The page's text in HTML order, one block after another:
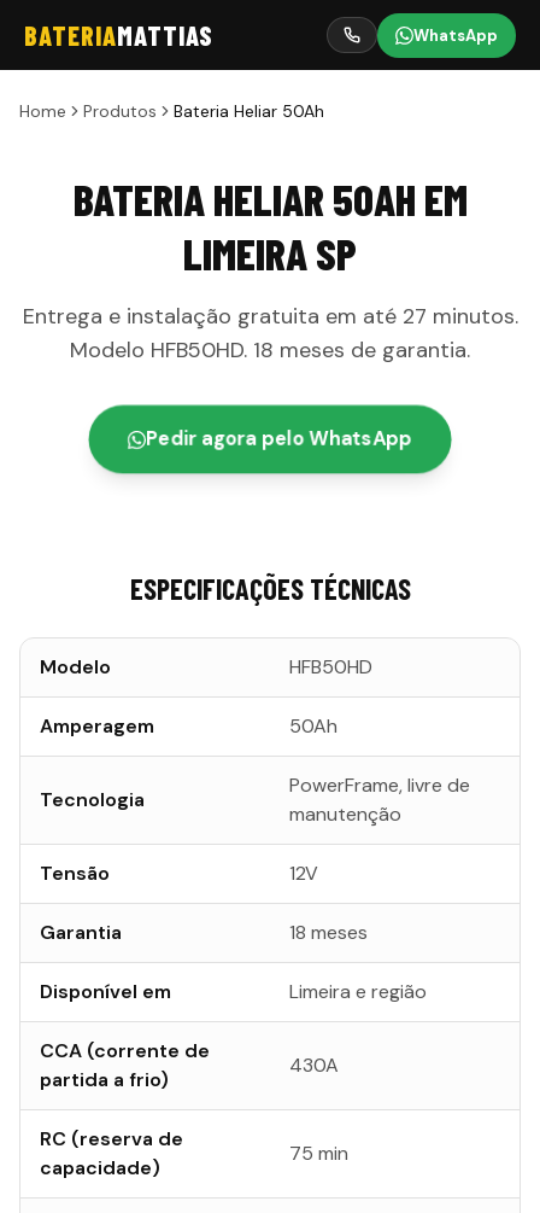
BATERIAMATTIAS WhatsApp
Home Produtos Bateria Heliar 50Ah
BATERIA HELIAR 50AH EM
LIMEIRASP
Entrega e instalação gratuita em até 27 minutos.
Modelo HFB50HD. 18 meses de garantia.
Pedir agora pelo WhatsApp
ESPECIFICAÇÕES TÉCNICAS
Modelo HFB50HD
Amperagem 50Ah
Tecnologia
PowerFrame, livre de
manutenção
Tensão 12V
Garantia 18 meses
Disponível em Limeira e região
CCA (corrente de
partida a frio)
430A
RC (reserva de
capacidade)
75 min